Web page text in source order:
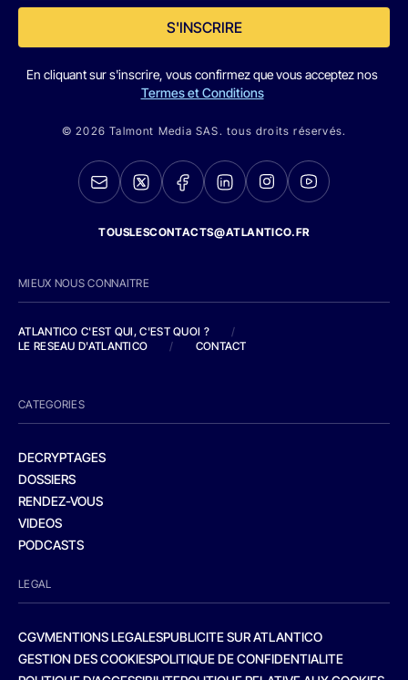
S'INSCRIRE
En cliquant sur s'inscrire, vous confirmez que vous acceptez nos
Termes et Conditions
© 2026 Talmont Media SAS. tous droits réservés.
TOUSLESCONTACTS@ATLANTICO.FR
MIEUX NOUS CONNAITRE
ATLANTICO C'EST QUI, C'EST QUOI ?
/
LE RESEAU D'ATLANTICO
/ CONTACT
CATEGORIES
DECRYPTAGES
DOSSIERS
RENDEZ-VOUS
VIDEOS
PODCASTS
LEGAL
CGVMENTIONS LEGALESPUBLICITE SUR ATLANTICO
GESTION DES COOKIESPOLITIQUE DE CONFIDENTIALITE